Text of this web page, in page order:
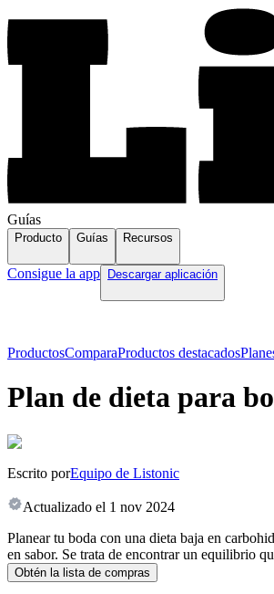
Guías
Producto Guías Recursos
Consigue la app Descargar aplicación
ProductosComparaProductos destacados
Plan de dieta para
Escrito porEquipo de Listonic
Actualizado el 1 nov 2024
Planear tu boda con una dieta baja en
en sabor. Se trata de encontrar un equilibrio
Obtén la lista de compras